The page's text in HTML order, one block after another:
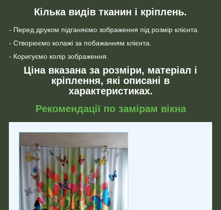
Кілька видів тканин і кріплень.
- Перед друком підганяємо зображення під розмір клієнта.
- Створюємо колажі за побажанням клієнта.
- Коригуємо колір зображення.
Ціна вказана за розміри, матеріал і
кріплення, які описані в
характеристиках.
Рекомендації по замірам вікна